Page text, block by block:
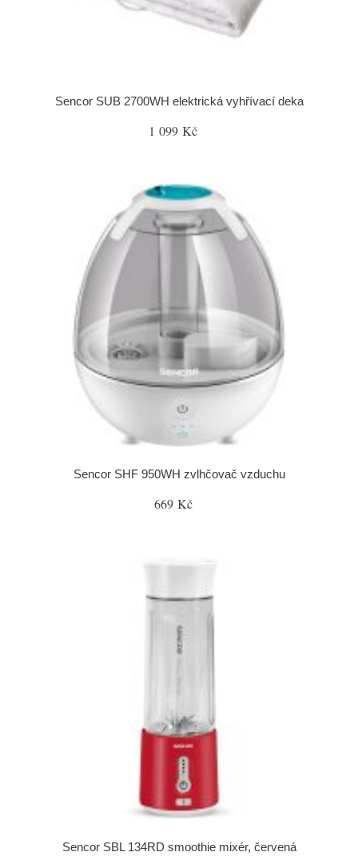
Sencor SUB 2700WH elektrická vyhřívací deka
1 099 Kč
Sencor SHF 950WH zvlhčovač vzduchu
669 Kč
Sencor SBL 134RD smoothie mixér, červená